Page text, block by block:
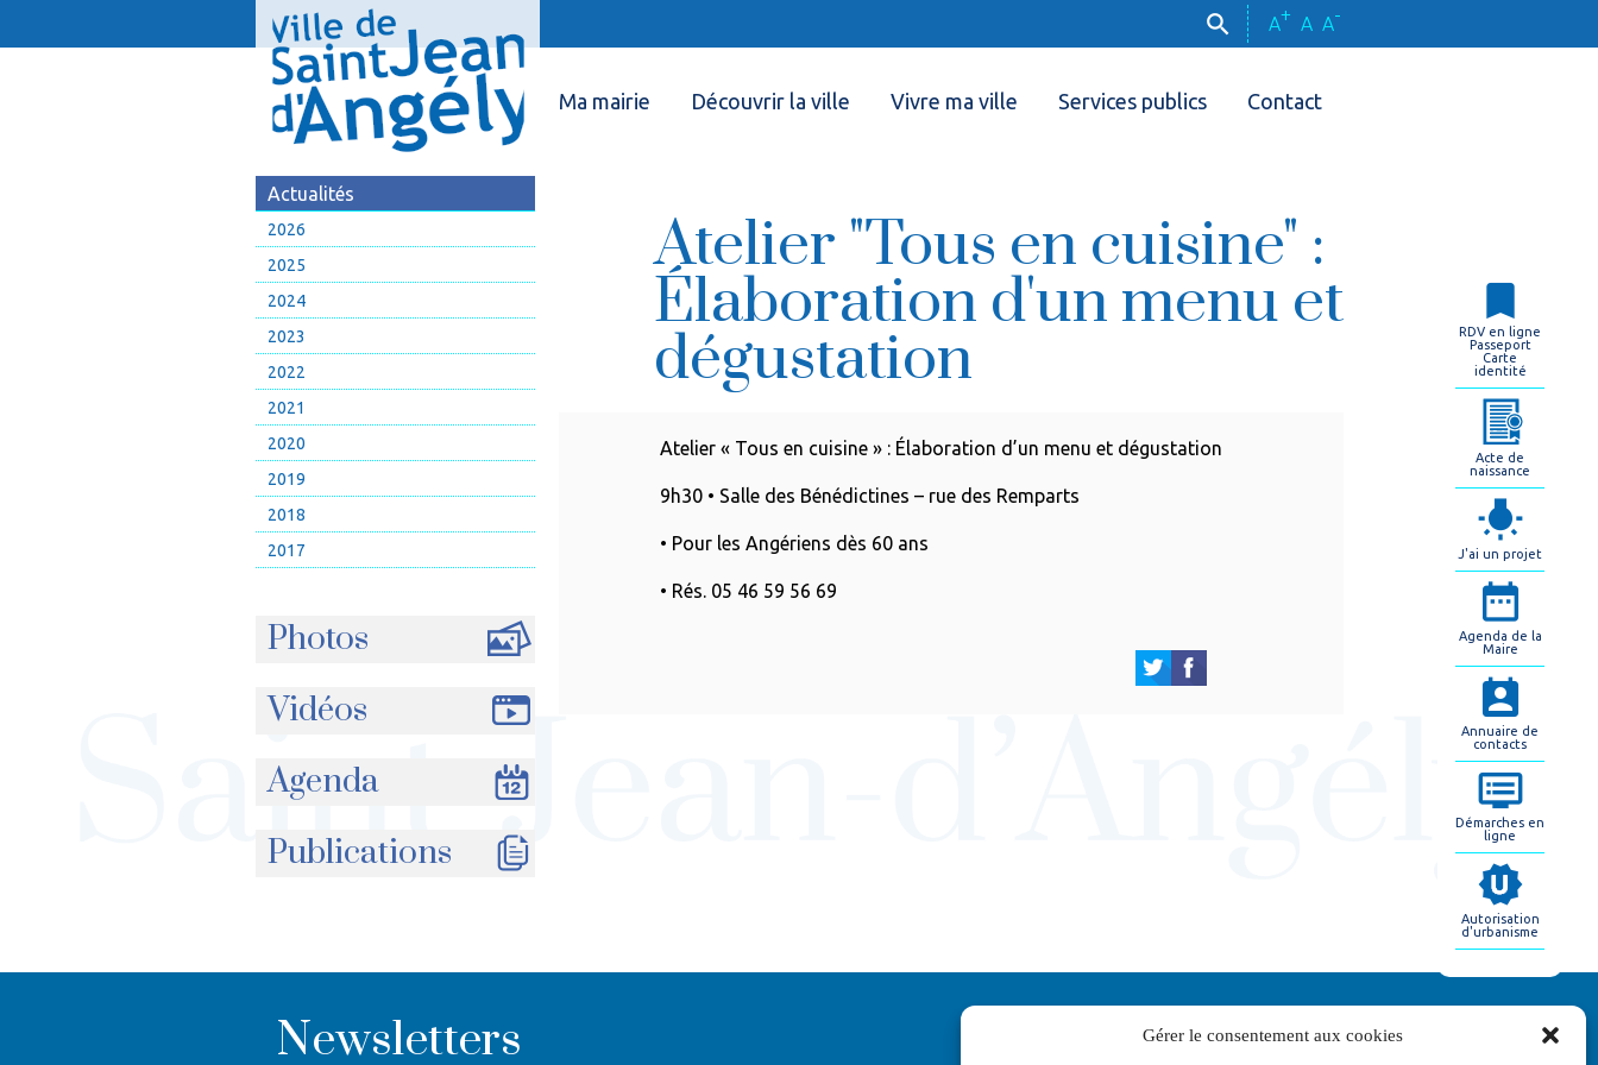
Gérer le consentement aux cookies
A+ A A-
Ma mairie Découvrir la ville Vivre ma ville Services publics Contact
Actualités
2026
2025
2024
2023
2022
2021
2020
2019
2018
2017
Photos
Vidéos
Agenda
Publications
Atelier "Tous en cuisine" :
Élaboration d'un menu et
dégustation
Atelier « Tous en cuisine » : Élaboration d’un menu et dégustation
9h30 • Salle des Bénédictines – rue des Remparts
• Pour les Angériens dès 60 ans
• Rés. 05 46 59 56 69
Newsletters
RDV en ligne
Passeport
Carte
identité
Acte de
naissance
J'ai un projet
Agenda de la
Maire
Annuaire de
contacts
Démarches en
ligne
Autorisation
d'urbanisme